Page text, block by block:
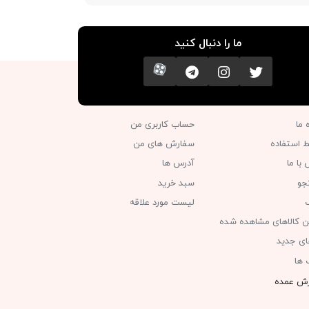
ما را دنبال کنید
تویتر اینستاگرامکانال تلگرام
آپارات
ما
استفاده
با ما
کالاهای مشاهده شده
جدید
ها
حساب کاربری من
سفارش های من‎
آدرس ها
سبد خرید
لیست مورد علاقه
عمده